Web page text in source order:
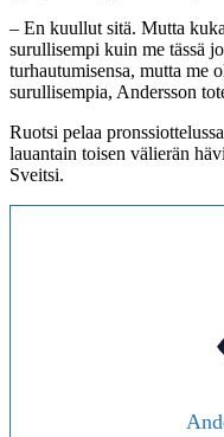
– En kuullut sitä. Mutta
surullisempi kuin me tässä
turhautumisensa, mutta me
surullisempia, Andersson
Ruotsi pelaa
lauantain toisen välierän
Sveitsi.